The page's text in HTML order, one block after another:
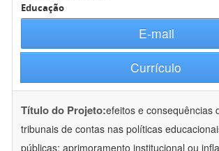
Educação
E-mail
Currículo
Título do Projeto:efeitos e consequências
tribunais de contas nas políticas
públicas: aprimoramento institucional ou